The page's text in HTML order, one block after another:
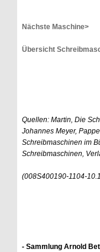
Nächste Maschine>
Übersicht
Quellen: Martin, Die
Johannes Meyer,
Schreibmaschinen im
Schreibmaschinen,
(008S400190-1104-
- Sammlung Arnold